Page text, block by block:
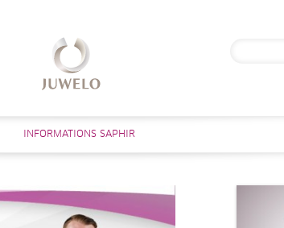
INFORMATIONS SAPHIR